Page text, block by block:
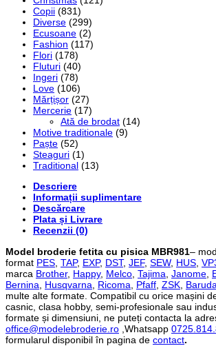
Copii (831)
Diverse (299)
Ecusoane (2)
Fashion (117)
Flori (178)
Fluturi (40)
Ingeri (78)
Love (106)
Mărțișor (27)
Mercerie (17)
Ată de brodat (14)
Motive traditionale (9)
Paște (52)
Steaguri (1)
Traditional (13)
Descriere
Informații suplimentare
Descărcare
Plata și Livrare
Recenzii (0)
Model broderie fetita cu pisica MBR981–
format PES TAP, EXP, DST, JEF, SEW, HUS
marca Brother, Happy, Melco Tajima Janome
Bernina
Husqvarna Ricoma Pfaff ZSK
multe alte formate. Compatibil cu orice mașini
casnic, clasa hobby, semi-profesionale sau
formate și dimensiuni, ne puteți contacta la
office@modelebroderie.ro ,Whatsapp
formularul disponibil în pagina de contact.